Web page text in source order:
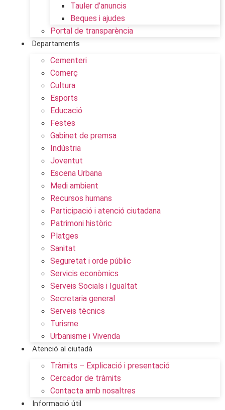
Tauler d’anuncis
Beques i ajudes
Portal de transparència
Departaments
Cementeri
Comerç
Cultura
Esports
Educació
Festes
Gabinet de premsa
Indústria
Joventut
Escena Urbana
Medi ambient
Recursos humans
Participació i atenció ciutadana
Patrimoni històric
Platges
Sanitat
Seguretat i orde públic
Servicis econòmics
Serveis Socials i Igualtat
Secretaria general
Serveis tècnics
Turisme
Urbanisme i Vivenda
Atenció al ciutadà
Tràmits – Explicació i presentació
Cercador de tràmits
Contacta amb nosaltres
Informació útil